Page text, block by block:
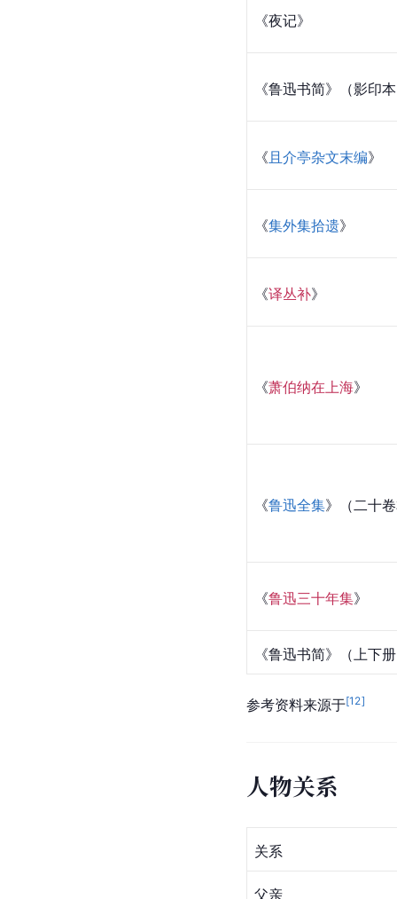
《夜记》
《鲁迅书简》（影印
《 且介亭杂文末编》
《集外集拾遗》
《译丛补》
《萧伯纳在上海》
《鲁迅全集》（二十
《鲁迅三十年集》
《鲁迅书简》（上下
参考资料来源于[12]
人物关系
关系
父亲